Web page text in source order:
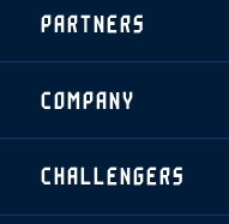
シーズンシート
・法人シーズンシート
クラブプロパティ
ホームイベント情報
運営サポートスタッフ募集
ファンクラブ
グッズ
ザスパタイムズ
クラブアンバサダー
PARTNERS
アシストパートナー
ザスパ応援店紹介
ホームタウン活動
COMPANY
拠点一覧
フィロソフィー
CHALLENGERS